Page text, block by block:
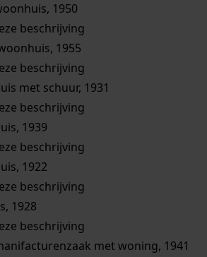
1950
beschrijving
1955
beschrijving
met schuur, 1931
beschrijving
1939
beschrijving
1922
beschrijving
1928
beschrijving
met woning, 1941